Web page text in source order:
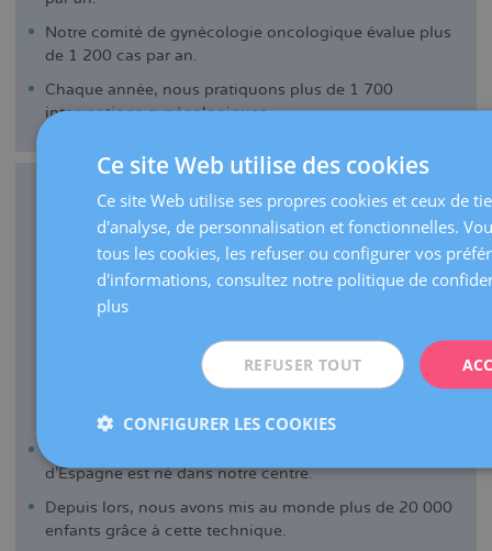
Notre comité de gynécologie oncologique évalue plus
de 1 200 cas par an.
Chaque année, nous pratiquons plus de 1 700
interventions gynécologiques.
MÉDECINE DE LA REPRODUCTION
d'Espagne est né dans notre centre.
Depuis lors, nous avons mis au monde plus de 20 000
enfants grâce à cette technique.
Ce site Web utilise des cookies
Ce site Web utilise ses propres cookies et ceux de
d'analyse, de personnalisation et fonctionnelles.
tous les cookies, les refuser ou configurer vos
d'informations, consultez notre politique de
plus
REFUSER TOUT
CONFIGURER LES COOKIES